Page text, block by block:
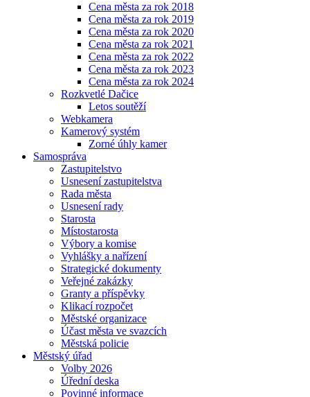
Cena města za rok 2018
Cena města za rok 2019
Cena města za rok 2020
Cena města za rok 2021
Cena města za rok 2022
Cena města za rok 2023
Cena města za rok 2024
Rozkvetlé Dačice
Letos soutěží
Webkamera
Kamerový systém
Zorné úhly kamer
Samospráva
Zastupitelstvo
Usnesení zastupitelstva
Rada města
Usnesení rady
Starosta
Místostarosta
Výbory a komise
Vyhlášky a nařízení
Strategické dokumenty
Veřejné zakázky
Granty a příspěvky
Klikací rozpočet
Městské organizace
Účast města ve svazcích
Městská policie
Městský úřad
Volby 2026
Úřední deska
Povinné informace